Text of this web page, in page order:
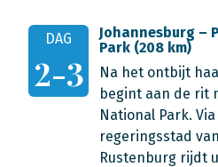
DAG
2-3
Johannesburg –
Park (208 km)
Na het ontbijt
begint aan de rit
National Park.
regeringsstad
Rustenburg rijdt